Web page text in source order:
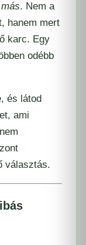
más. Nem a
hanem mert
karc. Egy
odébb
és látod
ami
választás.